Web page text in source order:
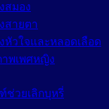
สมอง
สายตา
หัวใจและหลอดเลือด
พเพศหญิง
วยเลิกบุหรี่